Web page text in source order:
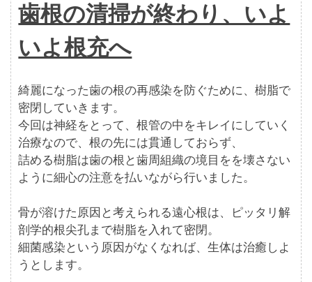
歯根の清掃が終わり、いよ
いよ根充へ
綺麗になった歯の根の再感染を防ぐために、樹脂で
密閉していきます。
今回は神経をとって、根管の中をキレイにしていく
治療なので、根の先には貫通しておらず、
詰める樹脂は歯の根と歯周組織の境目をを壊さない
ように細心の注意を払いながら行いました。
骨が溶けた原因と考えられる遠心根は、ピッタリ解
剖学的根尖孔まで樹脂を入れて密閉。
細菌感染という原因がなくなれば、生体は治癒しよ
うとします。